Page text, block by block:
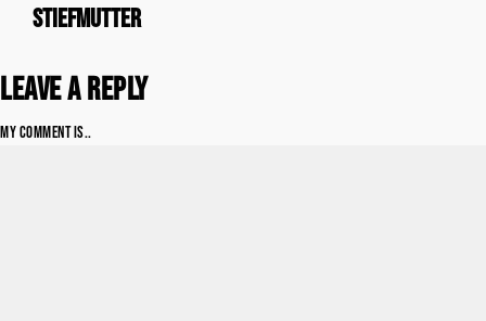
Stiefmutter
Leave a Reply
My comment is..